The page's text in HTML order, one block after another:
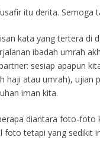
itu derita. Semoga
kata yang tertera di
ibadah umrah
sesiap apapun
haji atau umrah), ujian
iman kita.
diantara foto-foto
foto tetapi yang sedikit